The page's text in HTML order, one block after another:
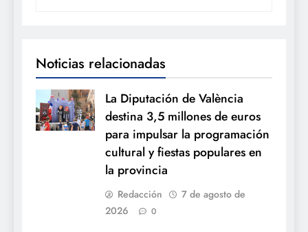
Noticias relacionadas
La Diputación de València
destina 3,5 millones de euros
para impulsar la programación
cultural y fiestas populares en
la provincia
Redacción
7 de agosto de
2026
0